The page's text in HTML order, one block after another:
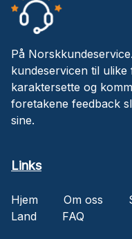
På
kundeservicen til
karaktersette og
foretakene feedback
sine.
Links
Hjem Om oss
Land
FAQ